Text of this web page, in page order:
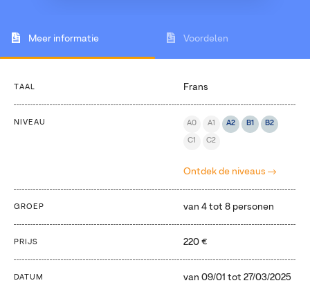
Meer informatie Voordelen
TAAL Frans
NIVEAU A0 A1 A2 B1 B2
C1 C2
Ontdek de niveaus
GROEP van 4 tot 8 personen
PRIJS 220 €
DATUM van 09/01 tot 27/03/2025